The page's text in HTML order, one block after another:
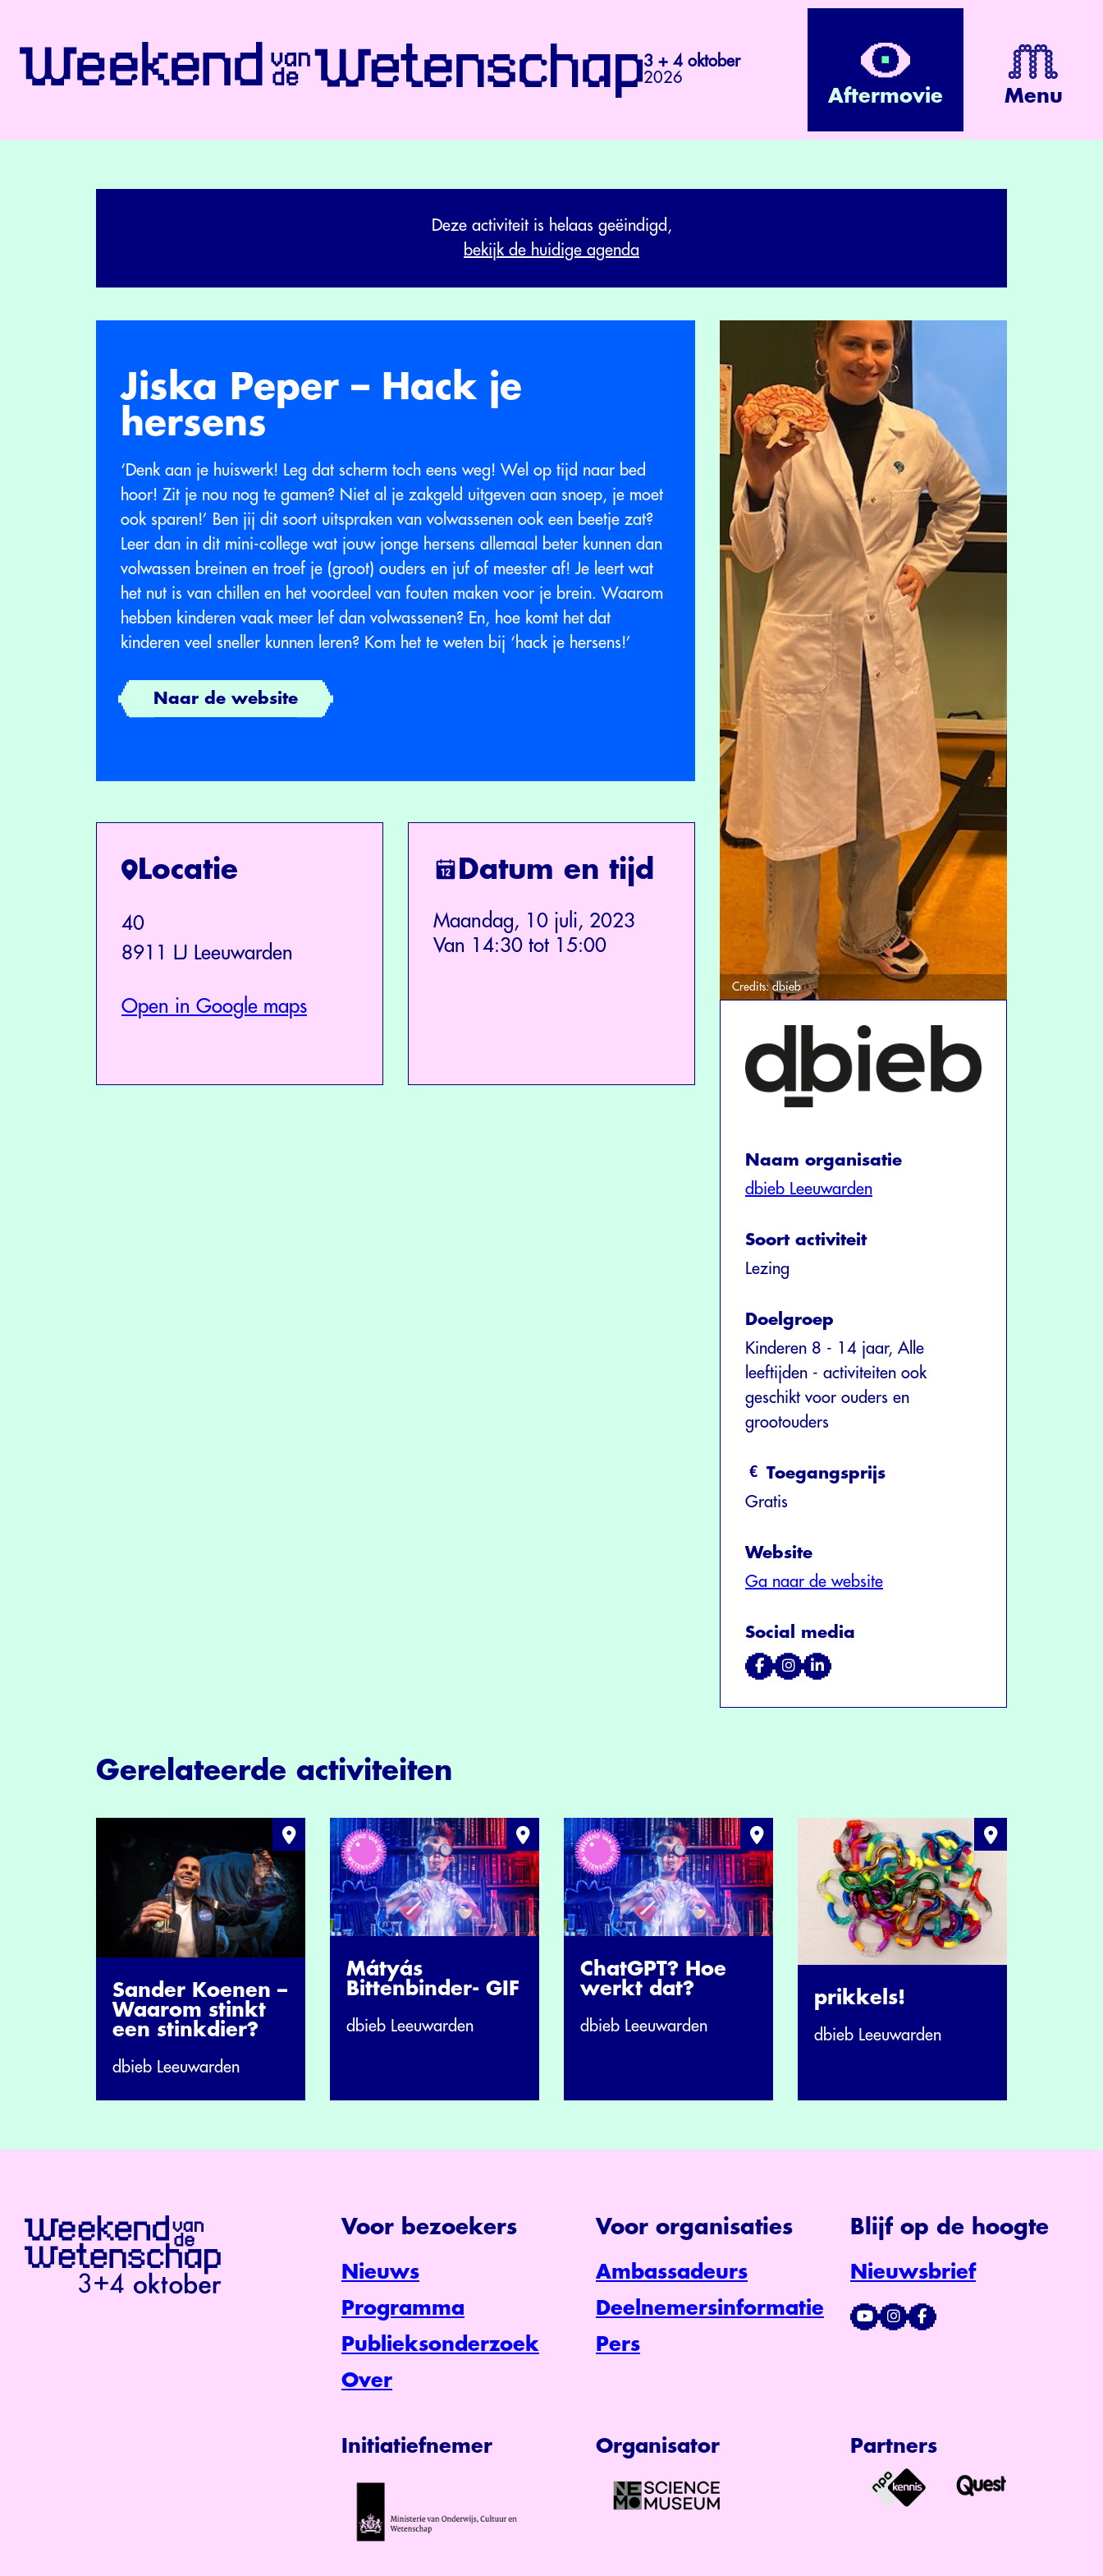
3 + 4 oktober
2026
Aftermovie Menu
Deze activiteit is helaas geëindigd,
bekijk de huidige agenda
Jiska Peper – Hack je
hersens
‘Denk aan je huiswerk! Leg dat scherm toch eens weg! Wel op tijd naar bed
hoor! Zit je nou nog te gamen? Niet al je zakgeld uitgeven aan snoep, je moet
ook sparen!’ Ben jij dit soort uitspraken van volwassenen ook een beetje zat?
Leer dan in dit mini-college wat jouw jonge hersens allemaal beter kunnen dan
volwassen breinen en troef je (groot) ouders en juf of meester af! Je leert wat
het nut is van chillen en het voordeel van fouten maken voor je brein. Waarom
hebben kinderen vaak meer lef dan volwassenen? En, hoe komt het dat
kinderen veel sneller kunnen leren? Kom het te weten bij ‘hack je hersens!’
Naar de website
Locatie
40
8911 LJ Leeuwarden
Open in Google maps
Datum en tijd
Maandag, 10 juli, 2023
Van 14:30 tot 15:00
Credits:dbieb
Naam organisatie
dbieb Leeuwarden
Soort activiteit
Lezing
Doelgroep
Kinderen 8 - 14 jaar, Alle
leeftijden - activiteiten ook
geschikt voor ouders en
grootouders
Toegangsprijs
Gratis
Website
Ga naar de website
Social media
Gerelateerde activiteiten
Sander Koenen –
Waarom stinkt
een stinkdier?
dbieb Leeuwarden
Mátyás
Bittenbinder- GIF
dbieb Leeuwarden
ChatGPT? Hoe
werkt dat?
dbieb Leeuwarden
prikkels!
dbieb Leeuwarden
Voor bezoekers
Nieuws
Programma
Publieksonderzoek
Over
Voor organisaties
Ambassadeurs
Deelnemersinformatie
Pers
Blijf op de hoogte
Nieuwsbrief
Initiatiefnemer Organisator Partners